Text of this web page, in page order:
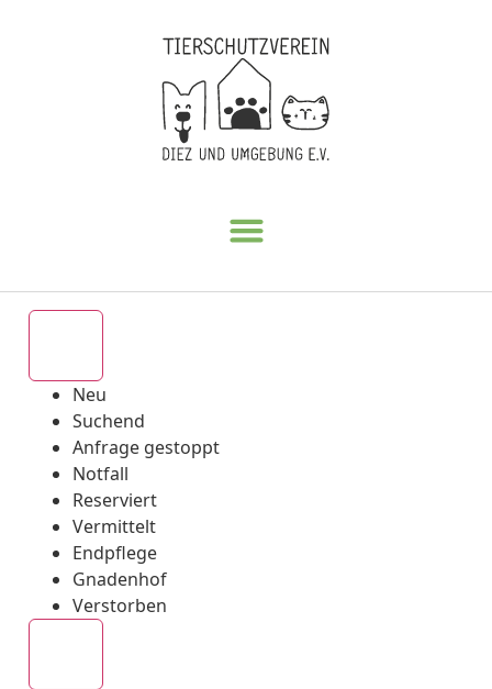
Neu
Suchend
Anfrage gestoppt
Notfall
Reserviert
Vermittelt
Endpflege
Gnadenhof
Verstorben